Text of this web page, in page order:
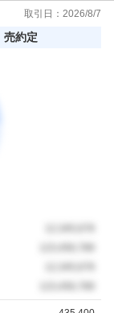
取引日： 2026/8/7
売約定